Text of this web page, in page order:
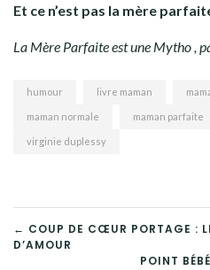
Et ce n’est pas la mère
La Mère Parfaite est une Mytho ,
humour livre maman
maman normale maman parfaite
virginie duplessy
← COUP DE CŒUR PORTAGE :
D’AMOUR
POINT